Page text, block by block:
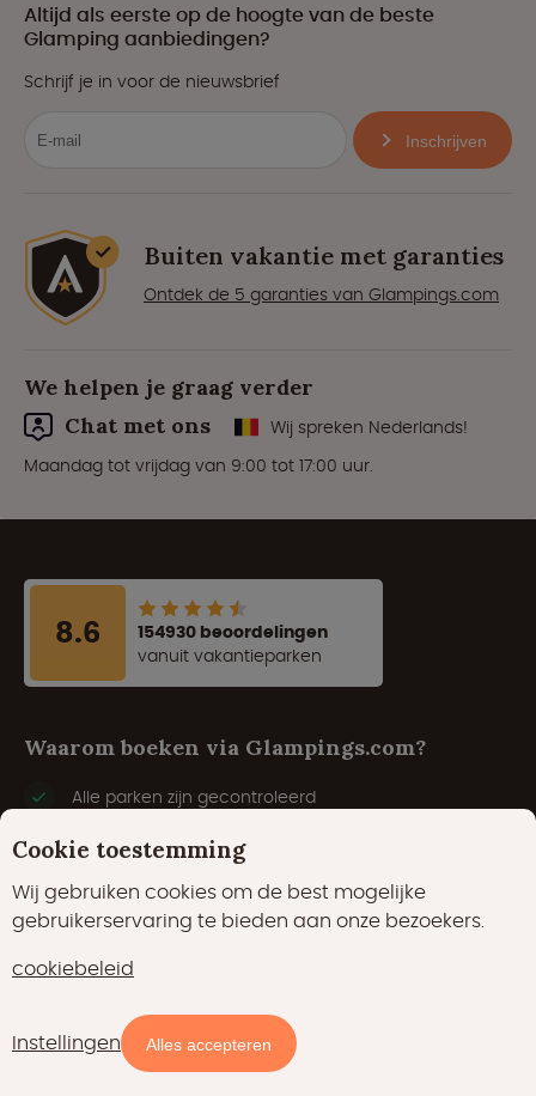
Altijd als eerste op de hoogte van de beste
Glamping aanbiedingen?
Schrijf je in voor de nieuwsbrief
Inschrijven
Buiten vakantie met garanties
Ontdek de 5 garanties van Glampings.com
We helpen je graag verder
Chat met ons
Wij spreken Nederlands!
Maandag tot vrijdag van 9:00 tot 17:00 uur.
8.6
154930 beoordelingen
vanuit vakantieparken
Waarom boeken via Glampings.com?
Alle parken zijn gecontroleerd
De #1 Glamping expert
Laagsteprijsgarantie
Cookie toestemming
Wij gebruiken cookies om de best mogelijke
gebruikerservaring te bieden aan onze bezoekers.
cookiebeleid
Instellingen Alles accepteren